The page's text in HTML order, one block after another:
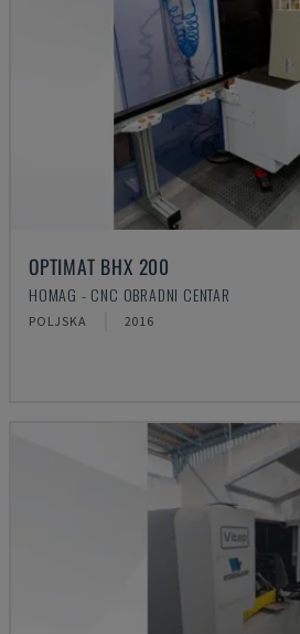
OPTIMAT BHX 200
HOMAG - CNC OBRADNI CENTAR
POLJSKA 2016